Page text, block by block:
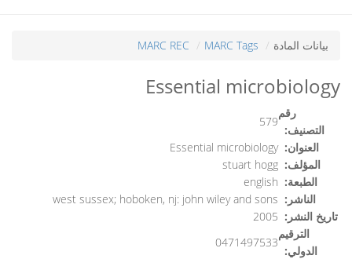
بيانات المادة MARC Tags
MARC REC
Essential microbiology
رقم
التصنيف:
579
العنوان:Essential microbiology
المؤلف: stuart hogg
الطبعة: english
الناشر: west sussex; hoboken, nj: john wiley and sons
تاريخ النشر: 2005
الترقيم
الدولي:
0471497533